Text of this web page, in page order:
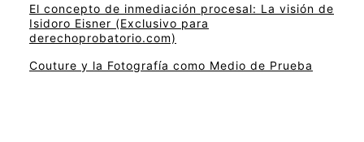
El concepto de inmediación procesal: La visión de
Isidoro Eisner (Exclusivo para
derechoprobatorio.com)
Couture y la Fotografía como Medio de Prueba